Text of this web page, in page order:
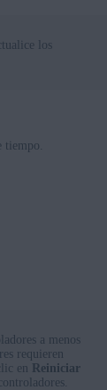
los
tiempo.
a menos
requieren
en
Reiniciar